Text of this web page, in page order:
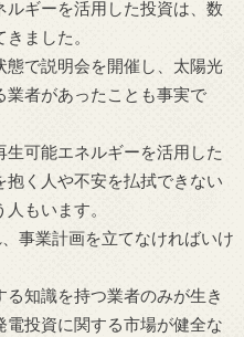
ギーを活用した投資は、数
ました。
で説明会を開催し、太陽光
者があったことも事実で
可能エネルギーを活用した
く人や不安を払拭できない
もいます。
事業計画を立てなければいけ
知識を持つ業者のみが生き
投資に関する市場が健全な